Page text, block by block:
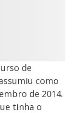
de
como
de 2014.
tinha o